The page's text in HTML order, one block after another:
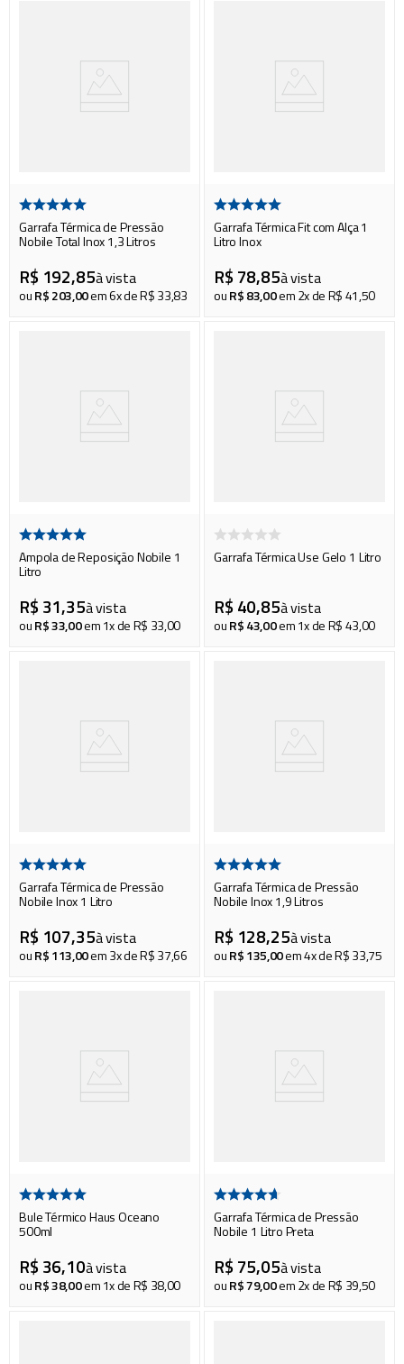
Garrafa Térmica de Pressão
Nobile Total Inox 1,3 Litros
R$ 192,85à vista
ouR$203,00em6x deR$33,83
Garrafa Térmica Fit com Alça 1
Litro Inox
R$ 78,85à vista
ouR$83,00em2x deR$41,50
Ampola de Reposição Nobile 1
Litro
R$ 31,35à vista
ouR$33,00em1x deR$ 33,00
Garrafa Térmica Use Gelo 1 Litro
R$ 40,85à vista
ouR$43,00em1x deR$43,00
Garrafa Térmica de Pressão
Nobile Inox 1 Litro
R$ 107,35à vista
ouR$113,00em3x deR$37,66
Garrafa Térmica de Pressão
Nobile Inox 1,9 Litros
R$ 128,25à vista
ouR$135,00em4x deR$33,75
Bule Térmico Haus Oceano
500ml
R$ 36,10à vista
ouR$38,00em1x deR$ 38,00
Garrafa Térmica de Pressão
Nobile 1 Litro Preta
R$ 75,05à vista
ouR$79,00em2x deR$ 39,50